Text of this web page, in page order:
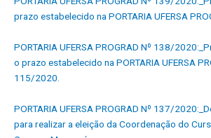
prazo estabelecido na PORTARIA UFERSA
PORTARIA UFERSA PROGRAD Nº 138/
o prazo estabelecido na PORTARIA UFERSA
115/2020.
PORTARIA UFERSA PROGRAD Nº 137/
para realizar a eleição da Coordenação do